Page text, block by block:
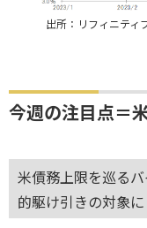
出所：リフィニティ
今週の注目点＝
米債務上限を巡る
的駆け引きの対象に